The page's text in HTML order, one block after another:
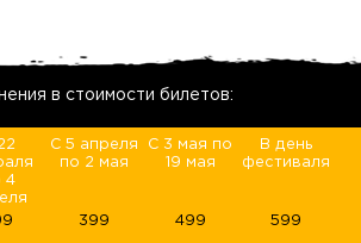
в стоимости билетов:
4
С 5 апреля
по 2 мая
С 3 мая по
19 мая
В день
фестиваля
399 499 599